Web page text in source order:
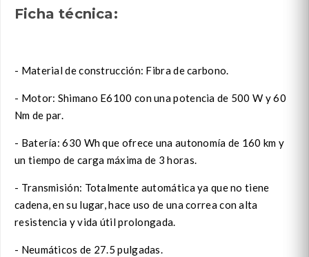
Ficha técnica:
- Material de construcción: Fibra de carbono.
- Motor: Shimano E6100 con una potencia de 500 W y 60
Nm de par.
- Batería: 630 Wh que ofrece una autonomía de 160 km y
un tiempo de carga máxima de 3 horas.
- Transmisión: Totalmente automática ya que no tiene
cadena, en su lugar, hace uso de una correa con alta
resistencia y vida útil prolongada.
- Neumáticos de 27.5 pulgadas.